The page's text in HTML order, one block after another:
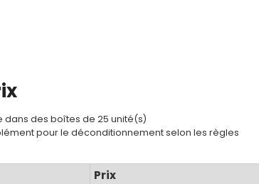
des boîtes de 25 unité(s)
pour le déconditionnement selon les règles
Prix